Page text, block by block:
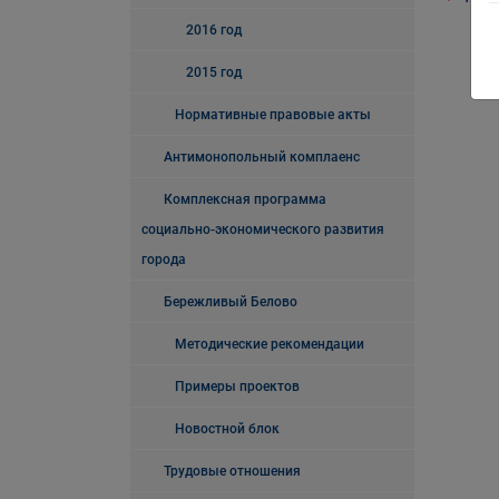
2016 год
2015 год
Нормативные правовые акты
Антимонопольный комплаенс
Комплексная программа
социально-экономического развития
города
Бережливый Белово
Методические рекомендации
Примеры проектов
Новостной блок
Трудовые отношения